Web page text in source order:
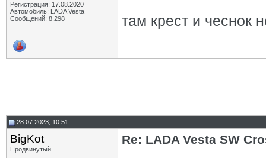
Регистрация: 17.08.2020
Автомобиль: LADA Vesta
Сообщений: 8,298
там крест и чеснок
28.07.2023, 10:51
BigKot
Продвинутый
Re: LADA Vesta SW